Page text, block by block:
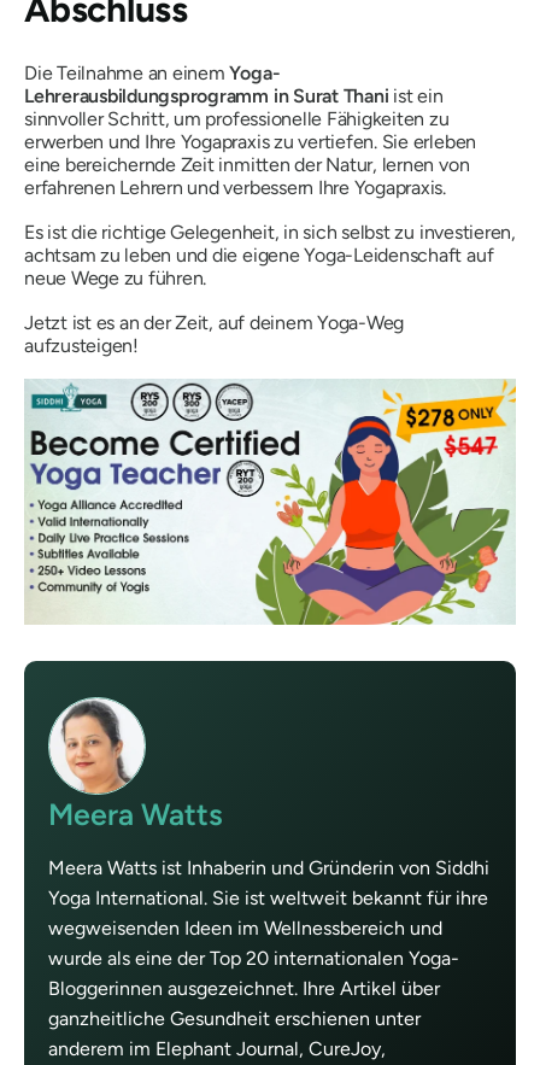
Die Teilnahme an einemYoga-
Lehrerausbildungsprogramm in Surat Thani ist ein
sinnvoller Schritt, um professionelle Fähigkeiten zu
erwerben und Ihre Yogapraxis zu vertiefen. Sie erleben
eine bereichernde Zeit inmitten der Natur, lernen von
erfahrenen Lehrern und verbessern Ihre Yogapraxis.
Es ist die richtige Gelegenheit, in sich selbst zu investieren,
achtsam zu leben und die eigene Yoga-Leidenschaft auf
neue Wege zu führen.
Jetzt ist es an der Zeit, auf deinem Yoga-Weg
aufzusteigen!
Meera Watts
Meera Watts ist Inhaberin und Gründerin von Siddhi
Yoga International. Sie ist weltweit bekannt für ihre
wegweisenden Ideen im Wellnessbereich und
wurde als eine der Top 20 internationalen Yoga-
Bloggerinnen ausgezeichnet. Ihre Artikel über
ganzheitliche Gesundheit erschienen unter
anderem im Elephant Journal, CureJoy,